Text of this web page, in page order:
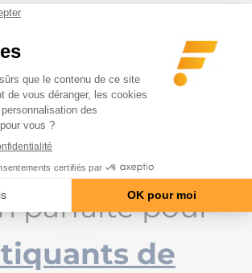
l’activité
des
sexuelles.
est donc une
parfaite pour
de